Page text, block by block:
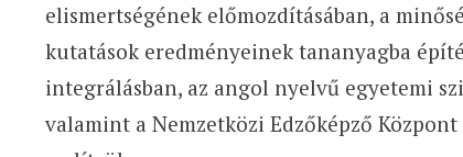
elismertségének előmozdításában, a
kutatások eredményeinek tananyagba
integrálásban, az angol nyelvű egyetemi
valamint a Nemzetközi Edzőképző